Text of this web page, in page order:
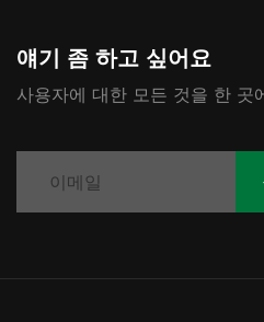
얘기 좀 하고 싶어요
사용자에 대한 모든 것을 한 곳